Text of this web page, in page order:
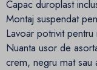
Capac duroplast
Montaj suspendat
Lavoar potrivit
Nuanta usor de
crem, negru mat sau